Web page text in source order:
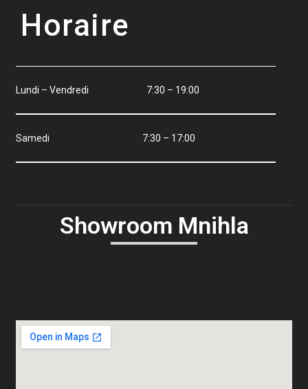
Horaire
Lundi – Vendredi 7:30 – 19:00
Samedi 7:30 – 17:00
Showroom Mnihla